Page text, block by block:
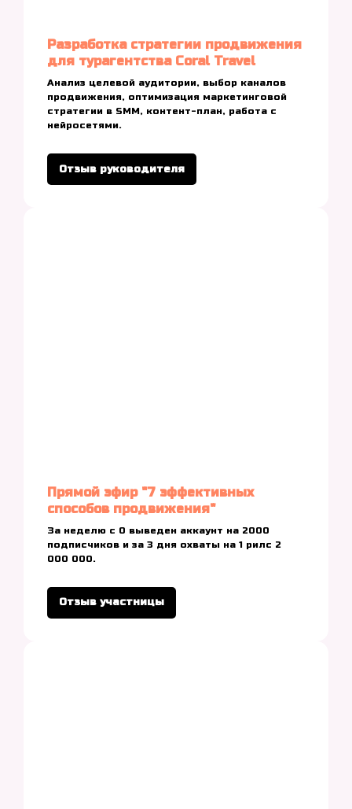
Разработка стратегии продвижения
для турагентства Coral Travel
Анализ целевой аудитории, выбор каналов
продвижения, оптимизация маркетинговой
стратегии в SMM, контент-план, работа с
нейросетями.
Отзыв руководителя
Прямой эфир "7 эффективных
способов продвижения"
За неделю с 0 выведен аккаунт на 2000
подписчиков и за 3 дня охваты на 1 рилс 2
000 000.
Отзыв участницы